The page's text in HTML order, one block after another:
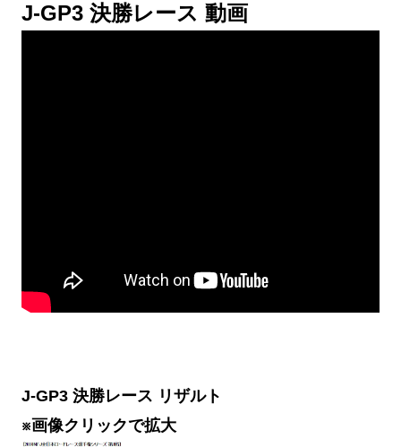
J-GP3 決勝レース 動画
J-GP3 決勝レース リザルト
※画像クリックで拡大